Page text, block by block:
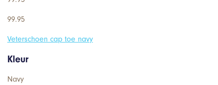
99.95
Veterschoen cap toe navy
Kleur
Navy